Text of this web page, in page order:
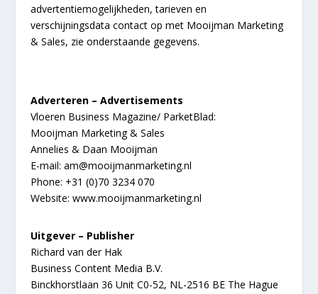
advertentiemogelijkheden, tarieven en
verschijningsdata contact op met Mooijman Marketing
& Sales, zie onderstaande gegevens.
Adverteren – Advertisements
Vloeren Business Magazine/ ParketBlad:
Mooijman Marketing & Sales
Annelies & Daan Mooijman
E-mail: am@mooijmanmarketing.nl
Phone: +31 (0)70 3234 070
Website: www.mooijmanmarketing.nl
Uitgever – Publisher
Richard van der Hak
Business Content Media B.V.
Binckhorstlaan 36 Unit C0-52, NL-2516 BE The Hague